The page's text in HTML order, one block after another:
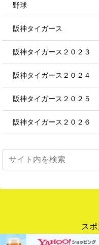
野球
阪神タイガース
阪神タイガース２０２３
阪神タイガース２０２４
阪神タイガース２０２５
阪神タイガース２０２６
ス